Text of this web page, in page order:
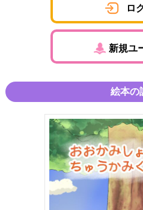
ロ
新規ユ
絵本の